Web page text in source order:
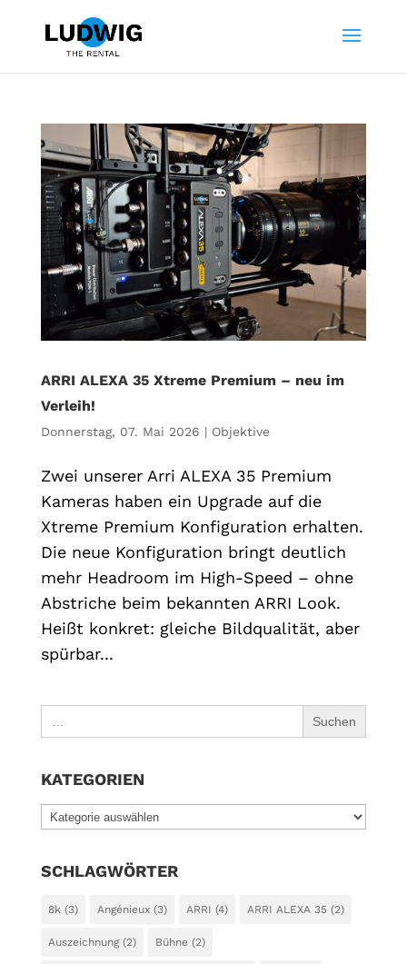
ARRI ALEXA 35 Xtreme Premium – neu im
Verleih!
Donnerstag, 07. Mai 2026 | Objektive
Zwei unserer Arri ALEXA 35 Premium
Kameras haben ein Upgrade auf die
Xtreme Premium Konfiguration erhalten.
Die neue Konfiguration bringt deutlich
mehr Headroom im High-Speed – ohne
Abstriche beim bekannten ARRI Look.
Heißt konkret: gleiche Bildqualität, aber
spürbar...
Search
for:
KATEGORIEN
KATEGORIEN
SCHLAGWÖRTER
8k(3) Angénieux(3) ARRI (4) ARRI ALEXA 35(2)
Auszeichnung(2) Bühne(2)